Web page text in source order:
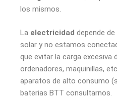
los mismos.
La electricidad depende
solar y no estamos
que evitar la carga excesiva
ordenadores, maquinillas,
aparatos de alto consumo
baterias BTT consultarnos.